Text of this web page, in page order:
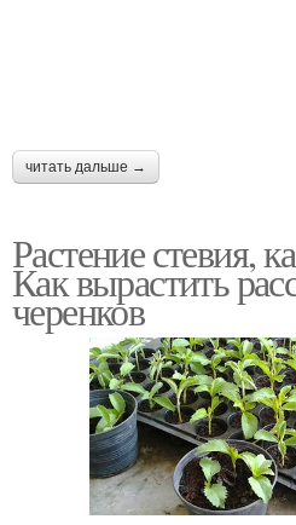
читать дальше →
Растение стевия,
Как вырастить
черенков